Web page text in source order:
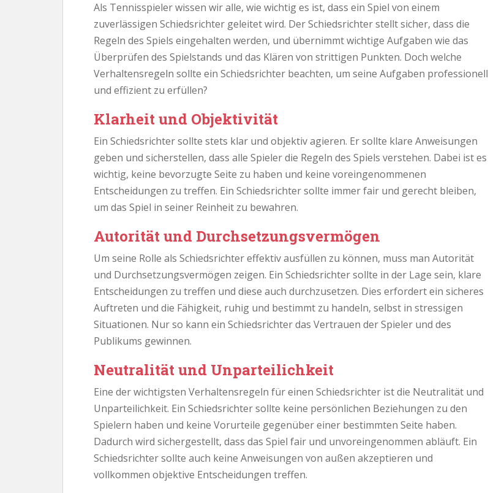
Als Tennisspieler wissen wir alle, wie wichtig es ist, dass ein Spiel von einem
zuverlässigen Schiedsrichter geleitet wird. Der Schiedsrichter stellt sicher, dass die
Regeln des Spiels eingehalten werden, und übernimmt wichtige Aufgaben wie das
Überprüfen des Spielstands und das Klären von strittigen Punkten. Doch welche
Verhaltensregeln sollte ein Schiedsrichter beachten, um seine Aufgaben professionell
und effizient zu erfüllen?
Klarheit und Objektivität
Ein Schiedsrichter sollte stets klar und objektiv agieren. Er sollte klare Anweisungen
geben und sicherstellen, dass alle Spieler die Regeln des Spiels verstehen. Dabei ist es
wichtig, keine bevorzugte Seite zu haben und keine voreingenommenen
Entscheidungen zu treffen. Ein Schiedsrichter sollte immer fair und gerecht bleiben,
um das Spiel in seiner Reinheit zu bewahren.
Autorität und Durchsetzungsvermögen
Um seine Rolle als Schiedsrichter effektiv ausfüllen zu können, muss man Autorität
und Durchsetzungsvermögen zeigen. Ein Schiedsrichter sollte in der Lage sein, klare
Entscheidungen zu treffen und diese auch durchzusetzen. Dies erfordert ein sicheres
Auftreten und die Fähigkeit, ruhig und bestimmt zu handeln, selbst in stressigen
Situationen. Nur so kann ein Schiedsrichter das Vertrauen der Spieler und des
Publikums gewinnen.
Neutralität und Unparteilichkeit
Eine der wichtigsten Verhaltensregeln für einen Schiedsrichter ist die Neutralität und
Unparteilichkeit. Ein Schiedsrichter sollte keine persönlichen Beziehungen zu den
Spielern haben und keine Vorurteile gegenüber einer bestimmten Seite haben.
Dadurch wird sichergestellt, dass das Spiel fair und unvoreingenommen abläuft. Ein
Schiedsrichter sollte auch keine Anweisungen von außen akzeptieren und
vollkommen objektive Entscheidungen treffen.